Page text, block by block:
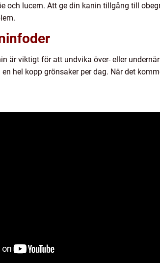
och lucern. Att ge din kanin tillgång till
är viktigt för att undvika över- eller
hel kopp grönsaker per dag. När det